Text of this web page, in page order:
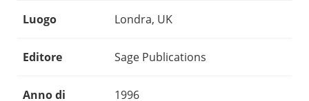
Luogo Londra, UK
Editore Sage Publications
Anno di
1996